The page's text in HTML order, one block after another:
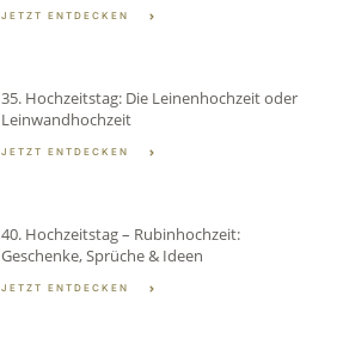
JETZT ENTDECKEN
35. Hochzeitstag: Die Leinenhochzeit oder
Leinwandhochzeit
JETZT ENTDECKEN
40. Hochzeitstag – Rubinhochzeit:
Geschenke, Sprüche & Ideen
JETZT ENTDECKEN